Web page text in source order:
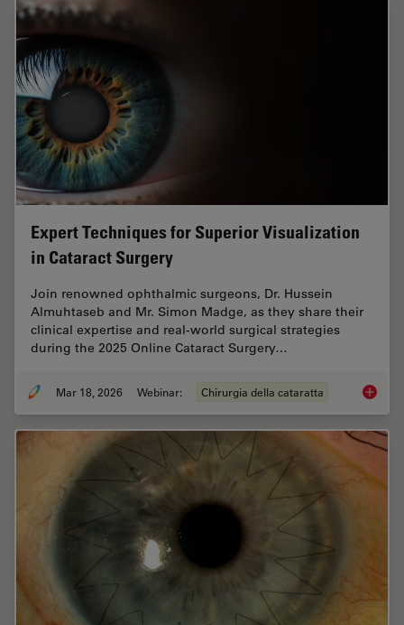
Expert Techniques for Superior Visualization
in Cataract Surgery
Join renowned ophthalmic surgeons, Dr. Hussein
Almuhtaseb and Mr. Simon Madge, as they share their
clinical expertise and real-world surgical strategies
during the 2025 Online Cataract Surgery…
Mar 18, 2026 Webinar: Chirurgia della cataratta Expert